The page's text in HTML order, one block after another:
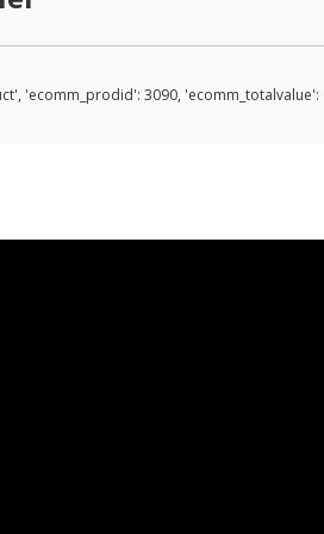
'ecomm_prodid': 3090, 'ecomm_totalvalue':